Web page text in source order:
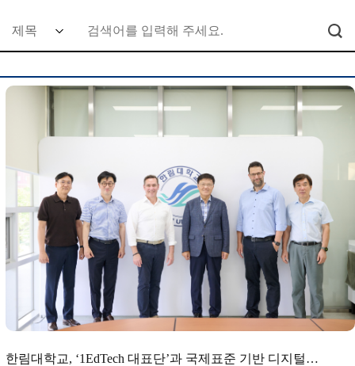
한림대학교, ‘1EdTech 대표단’과 국제표준 기반 디지털